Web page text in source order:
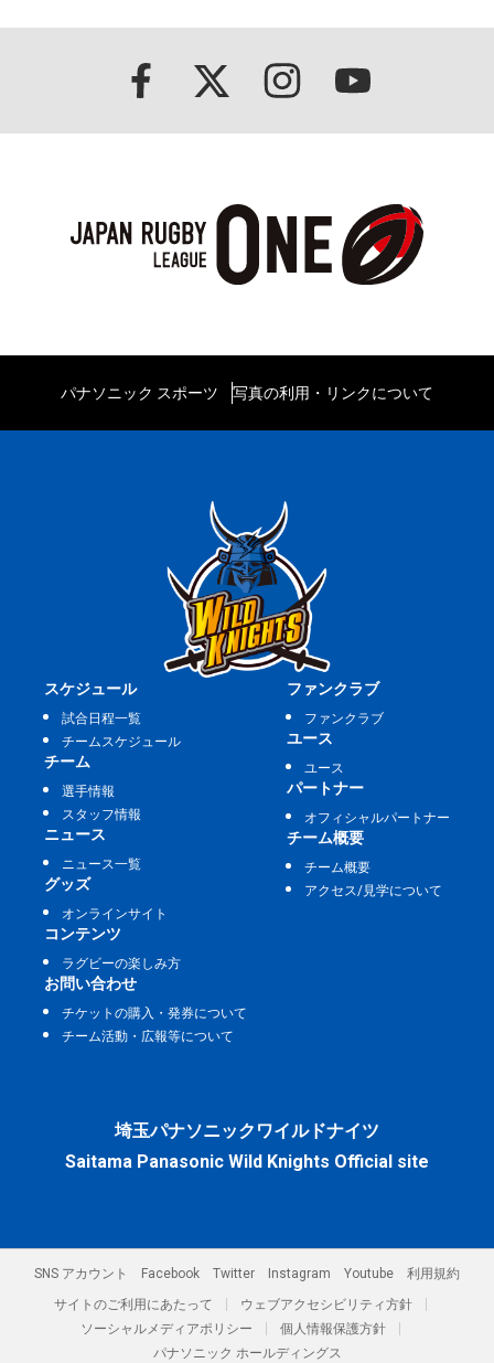
パナソニック スポーツ 写真の利用・リンクについて
スケジュール
試合日程一覧
チームスケジュール
チーム
選手情報
スタッフ情報
ニュース
ニュース一覧
グッズ
オンラインサイト
ファンクラブ
ファンクラブ
ユース
ユース
パートナー
オフィシャルパートナー
チーム概要
チーム概要
アクセス/見学について
コンテンツ
ラグビーの楽しみ方
お問い合わせ
チケットの購入・発券について
チーム活動・広報等について
埼玉パナソニックワイルドナイツ
Saitama Panasonic Wild Knights Official site
SNS アカウント Facebook Twitter Instagram Youtube
利用規約
サイトのご利用にあたって
ウェブアクセシビリティ方針
ソーシャルメディアポリシー
個人情報保護方針
パナソニック ホールディングス